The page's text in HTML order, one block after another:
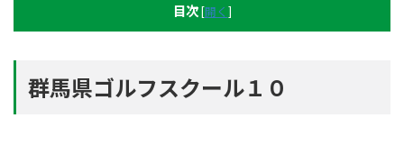
目次 [開く ]
群馬県ゴルフスクール１０